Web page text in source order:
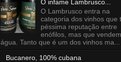
O infame Lambrusco...
O Lambrusco entra na
categoria dos vinhos que
péssima reputação entre
enófilos, mas que
água. Tanto que é um dos vinhos ma...
Bucanero, 100% cubana